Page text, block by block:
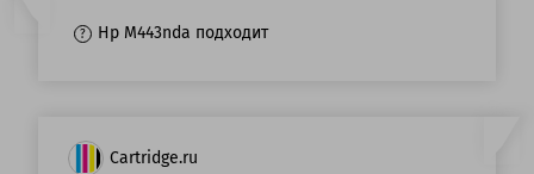
Hp M443nda подходит
Cartridge.ru